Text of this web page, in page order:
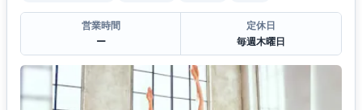
営業時間
ー
定休日
毎週木曜日